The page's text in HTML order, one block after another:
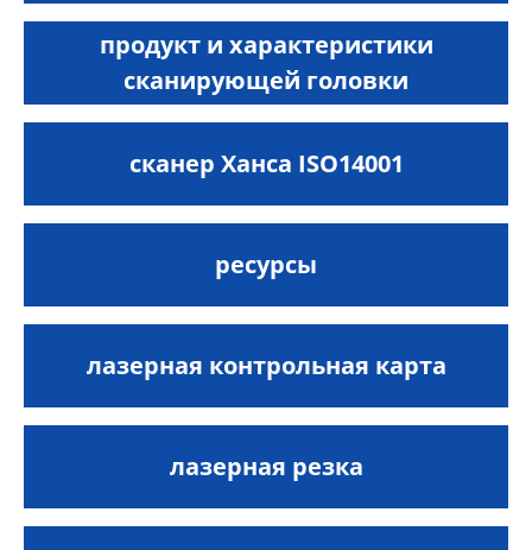
продукт и характеристики
сканирующей головки
сканер Ханса ISO14001
ресурсы
лазерная контрольная карта
лазерная резка